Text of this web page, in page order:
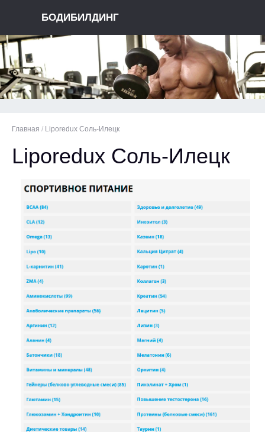
БОДИБИЛДИНГ
Главная / Liporedux Соль-Илецк
Liporedux Соль-Илецк